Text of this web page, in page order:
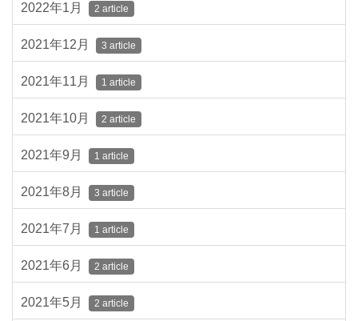
2022年1月 2 article
2021年12月 3 article
2021年11月 1 article
2021年10月 2 article
2021年9月 1 article
2021年8月 3 article
2021年7月 1 article
2021年6月 2 article
2021年5月 2 article